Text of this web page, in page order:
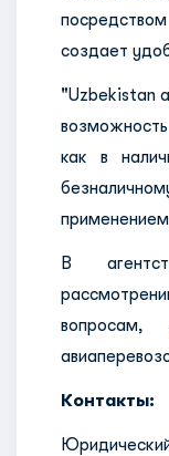
создает
"Uzbekistan
как в
применением
В
вопросам,
Контакты: